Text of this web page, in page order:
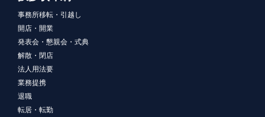
事務所移転・引越し
開店・開業
発表会・懇親会・式典
解散・閉店
法人用法要
業務提携
退職
転居・転勤